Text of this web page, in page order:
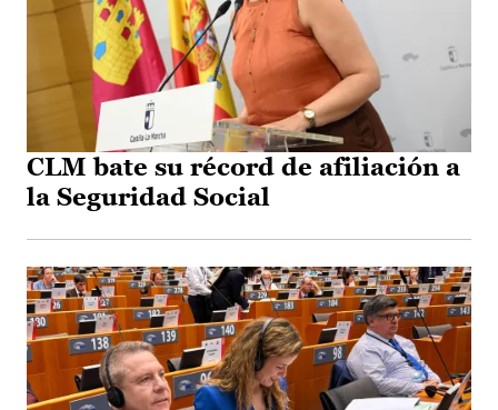
CLM bate su récord de afiliación a
la Seguridad Social